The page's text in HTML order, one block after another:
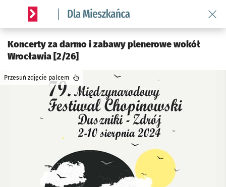
Serwis informacyjny wroclaw.pl podserwis: Dla mieszkańca
Koncerty za darmo i zabawy plenerowe wokół
Wrocławia [2/26]
Przesuń zdjęcie palcem